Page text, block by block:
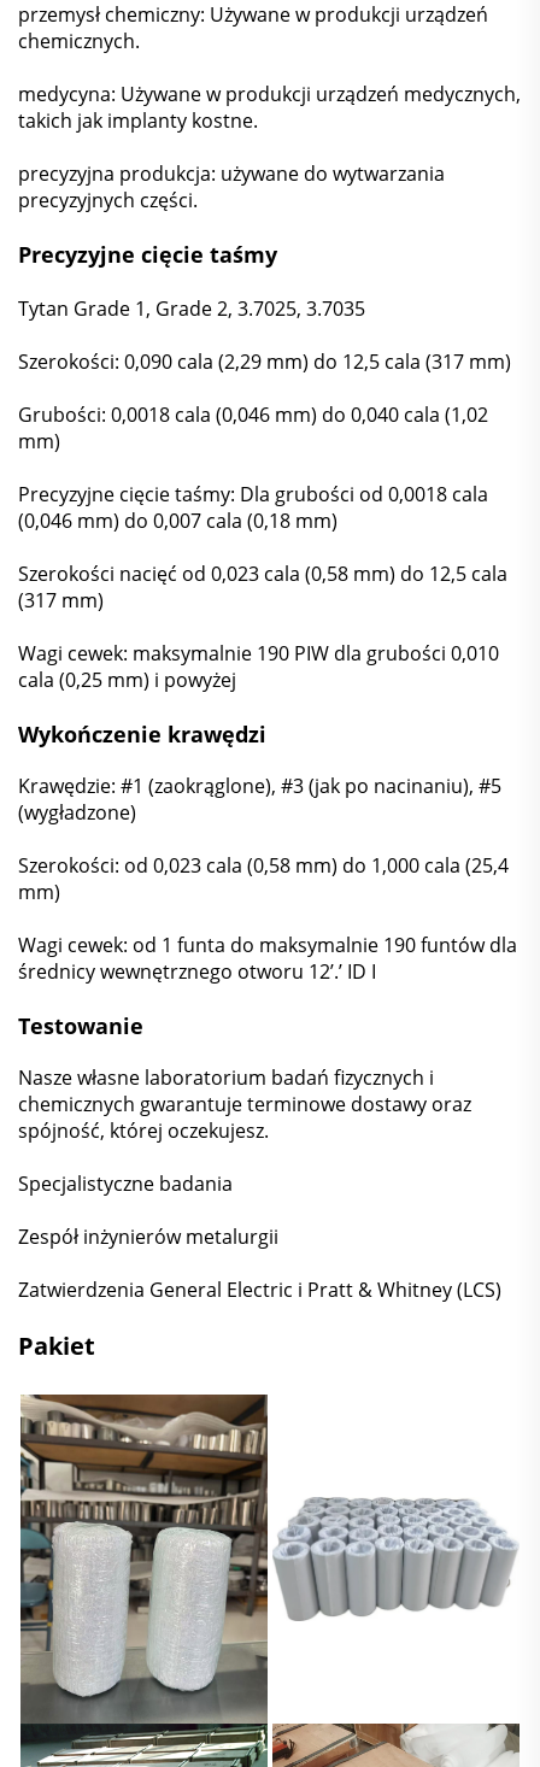
przemysł chemiczny: Używane w produkcji urządzeń
chemicznych.
medycyna: Używane w produkcji urządzeń medycznych,
takich jak implanty kostne.
precyzyjna produkcja: używane do wytwarzania
precyzyjnych części.
Precyzyjne cięcie taśmy
Tytan Grade 1, Grade 2, 3.7025, 3.7035
Szerokości: 0,090 cala (2,29 mm) do 12,5 cala (317 mm)
Grubości: 0,0018 cala (0,046 mm) do 0,040 cala (1,02
mm)
Precyzyjne cięcie taśmy: Dla grubości od 0,0018 cala
(0,046 mm) do 0,007 cala (0,18 mm)
Szerokości nacięć od 0,023 cala (0,58 mm) do 12,5 cala
(317 mm)
Wagi cewek: maksymalnie 190 PIW dla grubości 0,010
cala (0,25 mm) i powyżej
Wykończenie krawędzi
Krawędzie: #1 (zaokrąglone), #3 (jak po nacinaniu), #5
(wygładzone)
Szerokości: od 0,023 cala (0,58 mm) do 1,000 cala (25,4
mm)
Wagi cewek: od 1 funta do maksymalnie 190 funtów dla
średnicy wewnętrznego otworu 12’.’ ID I
Testowanie
Nasze własne laboratorium badań fizycznych i
chemicznych gwarantuje terminowe dostawy oraz
spójność, której oczekujesz.
Specjalistyczne badania
Zespół inżynierów metalurgii
Zatwierdzenia General Electric i Pratt & Whitney (LCS)
Pakiet